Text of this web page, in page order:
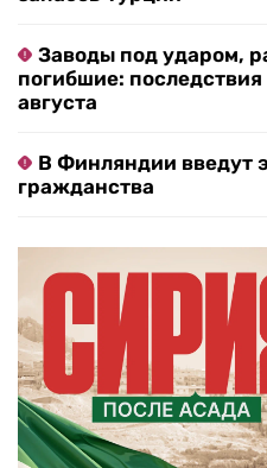
Заводы под ударом,
погибшие:
августа
В Финляндии введут
гражданства